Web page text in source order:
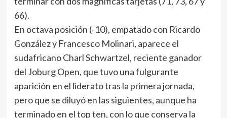
66).
En octava posición (-10), empatado con Ricardo
González y Francesco Molinari, aparece el
sudafricano Charl Schwartzel, reciente ganador
del Joburg Open, que tuvo una fulgurante
aparición en el liderato tras la primera jornada,
pero que se diluyó en las siguientes, aunque ha
terminado en el top ten, con lo que conserva la